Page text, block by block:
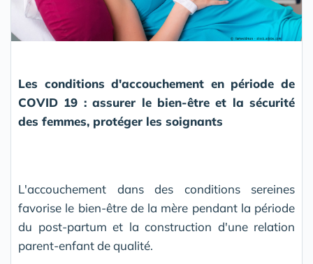
Les conditions d'accouchement en période de
COVID 19 : assurer le bien-être et la sécurité
des femmes, protéger les soignants
L'accouchement dans des conditions sereines
favorise le bien-être de la mère pendant la période
du post-partum et la construction d'une relation
parent-enfant de qualité.